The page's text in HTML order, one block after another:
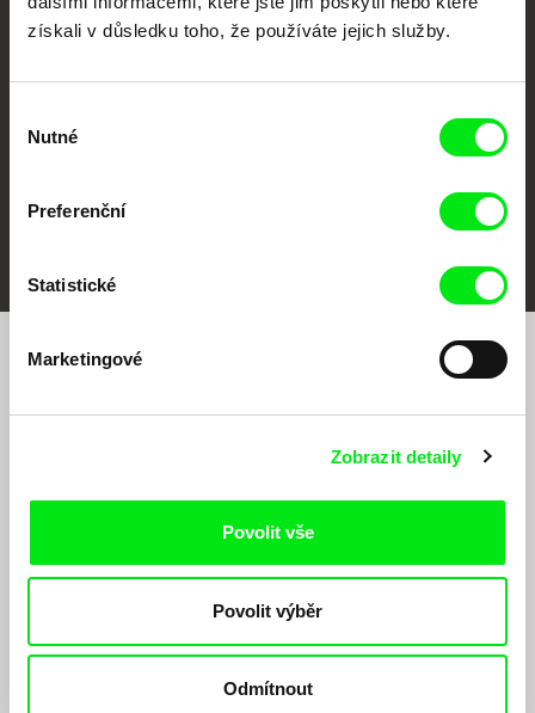
získali v důsledku toho, že používáte jejich služby.
souhlasu
Nutné
Preferenční
Statistické
Marketingové
Zobrazit detaily
Povolit vše
Povolit výběr
Odmítnout
Against Gravity
Chcete být pravidelně informováni o našem
elektronickými prostředky a souvisejícím zpracováním osobních údajů pro účely
Zásady zpracování osobních údajů, textu rozumím a souhlasím s ním, přičemž